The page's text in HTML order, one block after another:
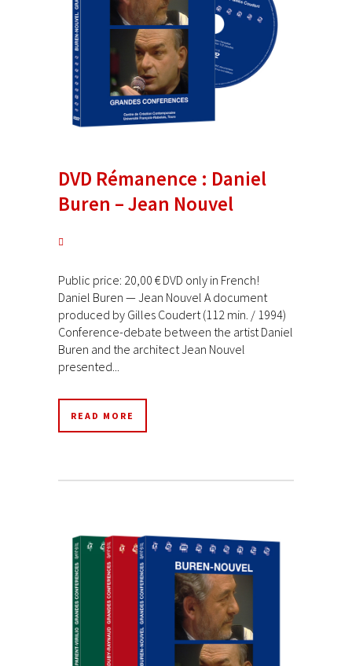
DVD Rémanence : Daniel
Buren – Jean Nouvel
Public price: 20,00 € DVD only in French!
Daniel Buren — Jean Nouvel A document
produced by Gilles Coudert (112 min. / 1994)
Conference-debate between the artist Daniel
Buren and the architect Jean Nouvel
presented...
READ MORE